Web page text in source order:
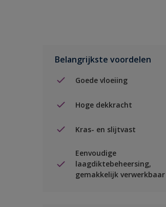
Belangrijkste voordelen
Goede vloeiing
Hoge dekkracht
Kras- en slijtvast
Eenvoudige
laagdiktebeheersing,
gemakkelijk verwerkbaar